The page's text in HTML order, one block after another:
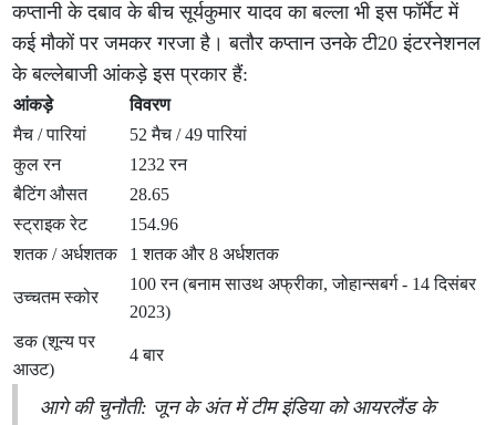
कप्तानी के दबाव के बीच सूर्यकुमार यादव का बल्ला भी इस फॉर्मेट में
कई मौकों पर जमकर गरजा है। बतौर कप्तान उनके टी20 इंटरनेशनल
के बल्लेबाजी आंकड़े इस प्रकार हैं:
आंकड़े
विवरण
मैच / पारियां
52 मैच / 49 पारियां
कुल रन
1232 रन
बैटिंग औसत
28.65
स्ट्राइक रेट
154.96
शतक / अर्धशतक
1 शतक और 8 अर्धशतक
उच्चतम स्कोर
100 रन (बनाम साउथ अफ्रीका, जोहान्सबर्ग - 14 दिसंबर
2023)
डक (शून्य पर
आउट)
4 बार
आगे की चुनौती: जून के अंत में टीम इंडिया को आयरलैंड के